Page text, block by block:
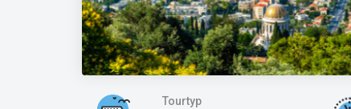
Tourtyp